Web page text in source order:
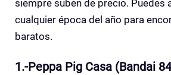
siempre suben de precio. Puedes
cualquier época del año para
baratos.
1.-Peppa Pig Casa (Bandai